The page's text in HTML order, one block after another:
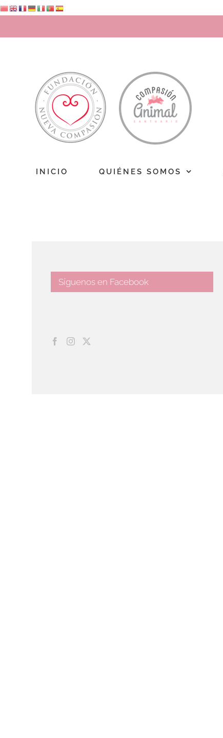
contenido
INICIO QUIÉNES SOMOS
Síguenos en Facebook